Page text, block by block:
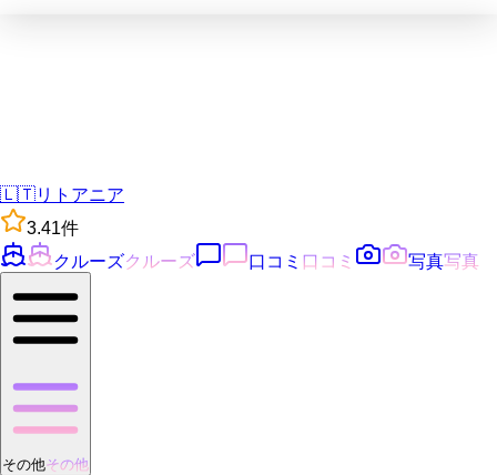
🇱🇹リトアニア
3.41件
クルーズクルーズ 口コミ 口コミ 写真写真
その他その他